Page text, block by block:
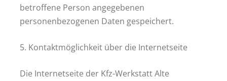
betroffene Person angegebenen
personenbezogenen Daten gespeichert.
5. Kontaktmöglichkeit über die Internetseite
Die Internetseite der Kfz-Werkstatt Alte